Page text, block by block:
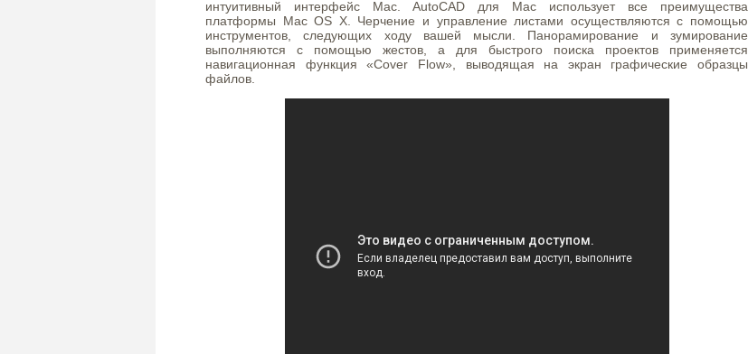
интуитивный интерфейс Mac. AutoCAD для Mac использует все преимущества
платформы Mac OS X. Черчение и управление листами осуществляются с помощью
инструментов, следующих ходу вашей мысли. Панорамирование и зумирование
выполняются с помощью жестов, а для быстрого поиска проектов применяется
навигационная функция «Cover Flow», выводящая на экран графические образцы
файлов.